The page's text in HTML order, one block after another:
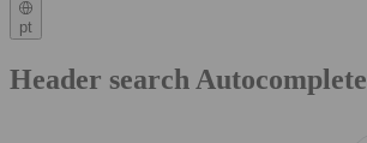
pt
Header search Autocomplete